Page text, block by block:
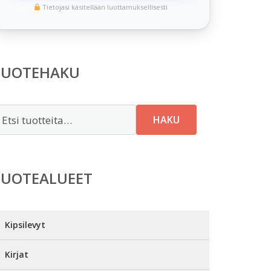
Tietojasi käsitellään luottamuksellisesti
HAKU
Kipsilevyt
Kirjat